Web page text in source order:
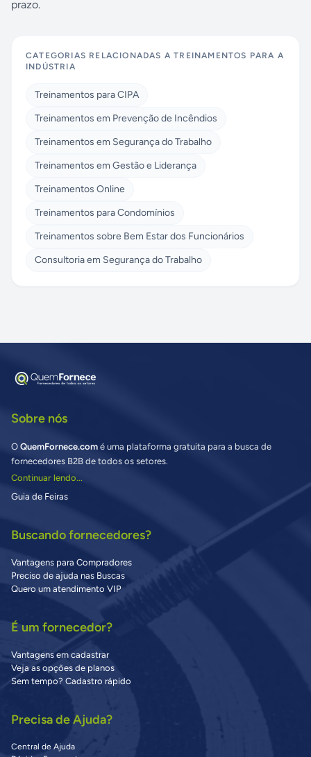
prazo.
CATEGORIAS RELACIONADAS ATREINAMENTOS PARA A
INDÚSTRIA
Treinamentos para CIPA
Treinamentos em Prevenção de Incêndios
Treinamentos em Segurança do Trabalho
Treinamentos em Gestão e Liderança
Treinamentos Online
Treinamentos para Condomínios
Treinamentos sobre Bem Estar dos Funcionários
Consultoria em Segurança do Trabalho
Sobre nós
O QuemFornece.com é uma plataforma gratuita para a busca de
fornecedores B2B de todos os setores.
Continuar lendo...
Guia de Feiras
Buscando fornecedores?
Vantagens para Compradores
Preciso de ajuda nas Buscas
Quero um atendimento VIP
É um fornecedor?
Vantagens em cadastrar
Veja as opções de planos
Sem tempo? Cadastro rápido
Precisa de Ajuda?
Central de Ajuda